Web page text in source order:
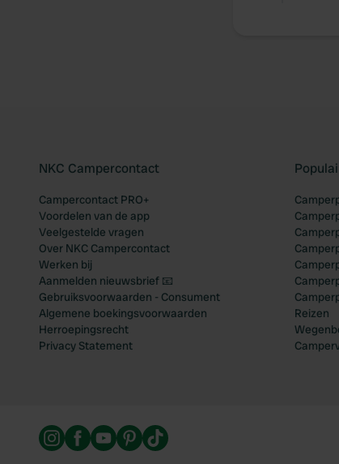
NKC Campercontact
Campercontact PRO+
Voordelen van de app
Veelgestelde vragen
Over NKC Campercontact
Werken bij
Aanmelden nieuwsbrief 📧
Gebruiksvoorwaarden - Consument
Algemene boekingsvoorwaarden
Herroepingsrecht
Privacy Statement
Reizen